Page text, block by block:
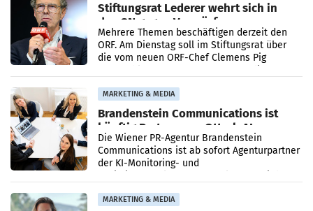
Stiftungsrat Lederer wehrt sich in
den SN gegen Vorwürfe
Mehrere Themen beschäftigen derzeit den
ORF. Am Dienstag soll im Stiftungsrat über
die vom neuen ORF-Chef Clemens Pig
MARKETING & MEDIA
Brandenstein Communications ist
künftig Partner von OtterlyAI
Die Wiener PR-Agentur Brandenstein
Communications ist ab sofort Agenturpartner
der KI-Monitoring- und
MARKETING & MEDIA